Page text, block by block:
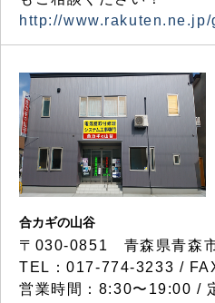
http://
合カギの山谷
〒030-0851 青森県青森
TEL：017-774-3233 /
営業時間：8:30〜19:00 /